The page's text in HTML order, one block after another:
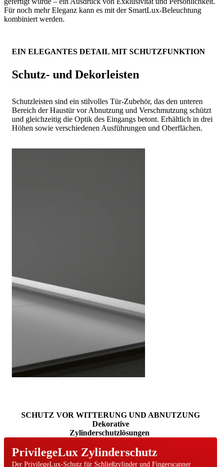
Für noch mehr Eleganz kann es mit der SmartLux-Beleuchtung
kombiniert werden.
EIN ELEGANTES DETAIL MIT SCHUTZFUNKTION
Schutz- und Dekorleisten
Schutzleisten sind ein stilvolles Tür-Zubehör, das den unteren
Bereich der Haustür vor Abnutzung und Verschmutzung schützt
und gleichzeitig die Optik des Eingangs betont. Erhältlich in drei
Höhen sowie verschiedenen Ausführungen und Oberflächen.
SCHUTZ VOR WITTERUNG UND ABNUTZUNG
Dekorative
Zylinderschutzlösungen
PrivilegeLux Zylinderschutz
Der PrivilegeLux-Schutz für Schließzylinder und Fingerscanner